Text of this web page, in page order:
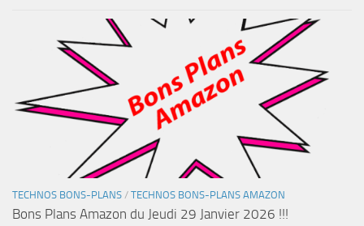
TECHNOS BONS-PLANS / TECHNOS BONS-PLANS AMAZON
Bons Plans Amazon du Jeudi 29 Janvier 2026 !!!